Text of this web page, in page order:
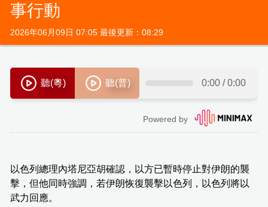
事行動
2026年06月09日 07:05 最後更新：08:29
以色列總理內塔尼亞胡確認，以方已暫時停止對伊朗的襲
擊，但他同時強調，若伊朗恢復襲擊以色列，以色列將以
武力回應。